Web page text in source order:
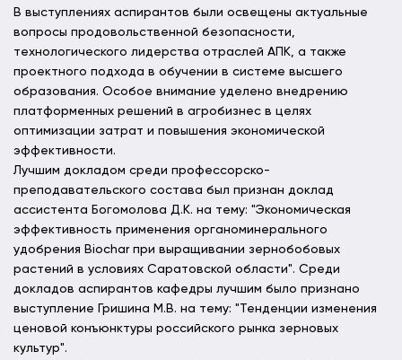
В выступлениях аспирантов были освещены актуальные
вопросы продовольственной безопасности,
технологического лидерства отраслей АПК, а также
проектного подхода в обучении в системе высшего
образования. Особое внимание уделено внедрению
платформенных решений в агробизнес в целях
оптимизации затрат и повышения экономической
эффективности.
Лучшим докладом среди профессорско-
преподавательского состава был признан доклад
ассистента Богомолова Д.К. на тему: "Экономическая
эффективность применения органоминерального
удобрения Biochar при выращивании зернобобовых
растений в условиях Саратовской области". Среди
докладов аспирантов кафедры лучшим было признано
выступление Гришина М.В. на тему: "Тенденции изменения
ценовой конъюнктуры российского рынка зерновых
культур".